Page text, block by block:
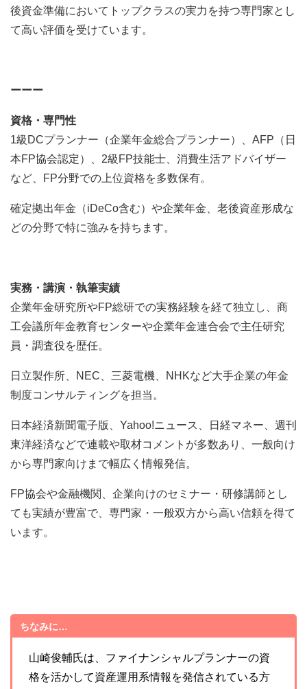
後資金準備においてトップクラスの実力を持つ専門家とし
て高い評価を受けています。
ーーー
資格・専門性
1級DCプランナー（企業年金総合プランナー）、AFP（日
本FP協会認定）、2級FP技能士、消費生活アドバイザー
など、FP分野での上位資格を多数保有。
確定拠出年金（iDeCo含む）や企業年金、老後資産形成な
どの分野で特に強みを持ちます。
実務・講演・執筆実績
企業年金研究所やFP総研での実務経験を経て独立し、商
工会議所年金教育センターや企業年金連合会で主任研究
員・調査役を歴任。
日立製作所、NEC、三菱電機、NHKなど大手企業の年金
制度コンサルティングを担当。
日本経済新聞電子版、Yahoo!ニュース、日経マネー、週刊
東洋経済などで連載や取材コメントが多数あり、一般向け
から専門家向けまで幅広く情報発信。
FP協会や金融機関、企業向けのセミナー・研修講師とし
ても実績が豊富で、専門家・一般双方から高い信頼を得て
います。
ちなみに…
山崎俊輔氏は、ファイナンシャルプランナーの資
格を活かして資産運用系情報を発信されている方